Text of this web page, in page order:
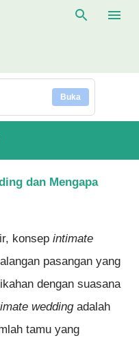
utama
Buka
dan Mengapa
konsep intimate
pasangan yang
dengan suasana
weddingadalah
tamu yang